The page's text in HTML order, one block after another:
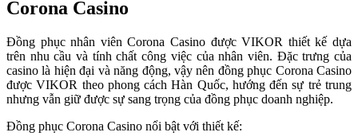
Corona Casino
Đồng phục nhân viên Corona Casino được VIKOR thiết kế dựa
trên nhu cầu và tính chất công việc của nhân viên. Đặc trưng của
casino là hiện đại và năng động, vậy nên đồng phục Corona Casino
được VIKOR theo phong cách Hàn Quốc, hướng đến sự trẻ trung
nhưng vẫn giữ được sự sang trọng của đồng phục doanh nghiệp.
Đồng phục Corona Casino nổi bật với thiết kế: